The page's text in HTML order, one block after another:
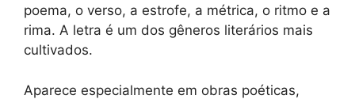
poema, o verso, a estrofe, a métrica, o ritmo e a
rima. A letra é um dos gêneros literários mais
cultivados.
Aparece especialmente em obras poéticas,